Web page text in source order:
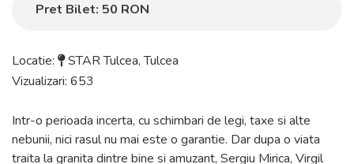
Pret Bilet: 50 RON
Locatie: STAR Tulcea,Tulcea
Vizualizari: 653
Intr-o perioada incerta, cu schimbari de legi, taxe si alte
nebunii, nici rasul nu mai este o garantie. Dar dupa o viata
traita la granita dintre bine si amuzant, Sergiu Mirica, Virgil